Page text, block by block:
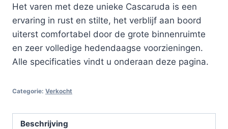
Het varen met deze unieke Cascaruda is een
ervaring in rust en stilte, het verblijf aan boord
uiterst comfortabel door de grote binnenruimte
en zeer volledige hedendaagse voorzieningen.
Alle specificaties vindt u onderaan deze pagina.
Categorie: Verkocht
Beschrijving